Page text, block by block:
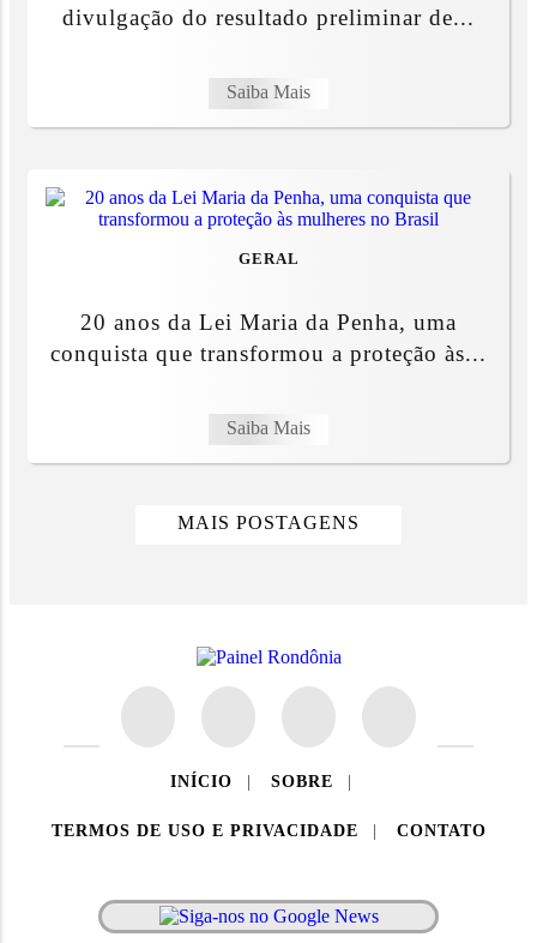
divulgação do resultado preliminar de...
Saiba Mais
GERAL
20 anos da Lei Maria da Penha, uma
conquista que transformou a proteção às...
Saiba Mais
MAIS POSTAGENS
INÍCIO SOBRE
TERMOS DE USO E PRIVACIDADE CONTATO